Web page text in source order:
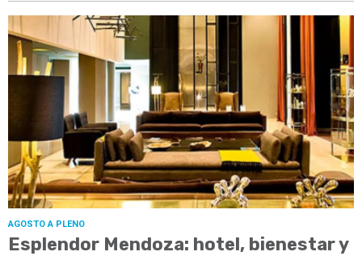
AGOSTO A PLENO
Esplendor Mendoza: hotel, bienestar y